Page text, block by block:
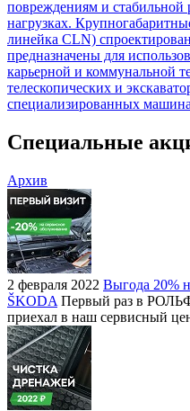
повреждениям и стабильной
нагрузках.
линейка CLN)
предназначены для
карьерной и коммунальной
телескопических и
специализированных
Специальные
Архив
2 февраля 2022 Выгода 20%
ŠKODA Первый раз в
приехал в наш сервисный